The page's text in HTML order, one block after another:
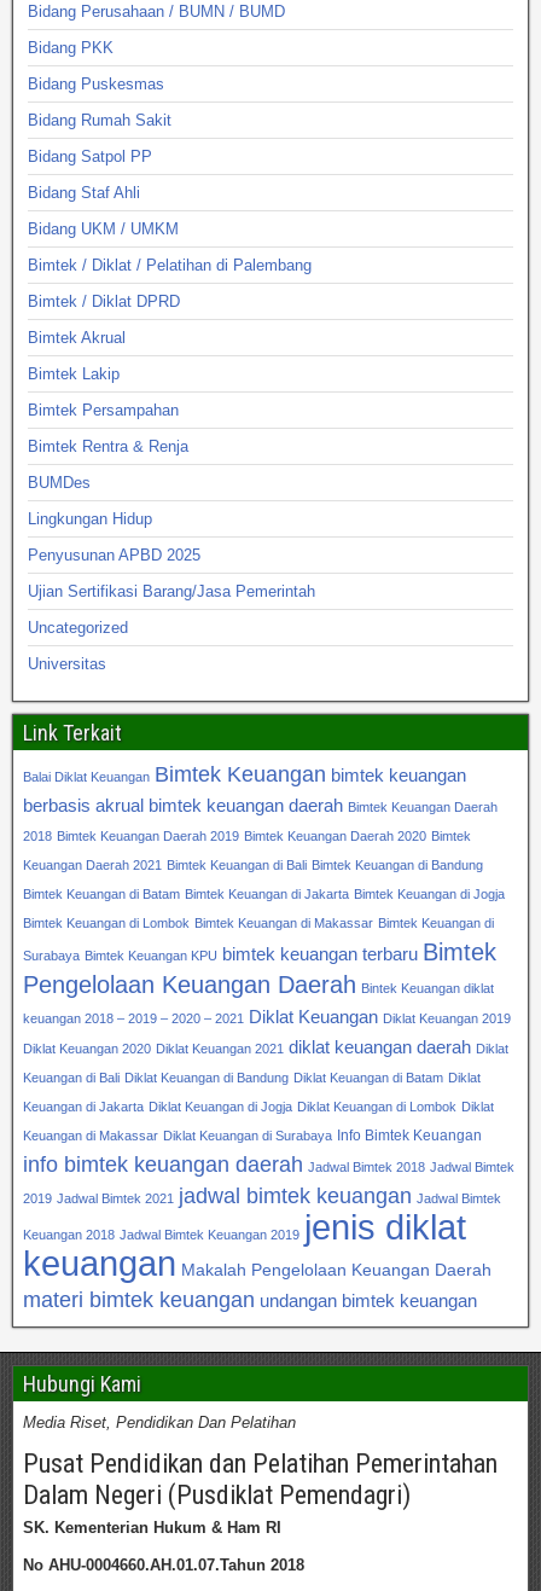
Bidang Perusahaan / BUMN / BUMD
Bidang PKK
Bidang Puskesmas
Bidang Rumah Sakit
Bidang Satpol PP
Bidang Staf Ahli
Bidang UKM / UMKM
Bimtek / Diklat / Pelatihan di Palembang
Bimtek / Diklat DPRD
Bimtek Akrual
Bimtek Lakip
Bimtek Persampahan
Bimtek Rentra & Renja
BUMDes
Lingkungan Hidup
Penyusunan APBD 2025
Ujian Sertifikasi Barang/Jasa Pemerintah
Uncategorized
Universitas
Link Terkait
Balai Diklat Keuangan Bimtek Keuangan bimtek keuangan
berbasis akrual bimtek keuangan daerah Bimtek Keuangan Daerah
2018 Bimtek Keuangan Daerah 2019 Bimtek Keuangan Daerah 2020 Bimtek
Keuangan Daerah 2021 Bimtek Keuangan di Bali Bimtek Keuangan di Bandung
Bimtek Keuangan di Batam Bimtek Keuangan di Jakarta Bimtek Keuangan di Jogja
Bimtek Keuangan di Lombok Bimtek Keuangan di Makassar Bimtek Keuangan di
Surabaya Bimtek Keuangan KPU bimtek keuangan terbaru Bimtek
Pengelolaan Keuangan Daerah Bintek Keuangan diklat
keuangan 2018 – 2019 – 2020 – 2021 Diklat Keuangan Diklat Keuangan 2019
Diklat Keuangan 2020 Diklat Keuangan 2021 diklat keuangan daerah Diklat
Keuangan di Bali Diklat Keuangan di Bandung Diklat Keuangan di Batam Diklat
Keuangan di Jakarta Diklat Keuangan di Jogja Diklat Keuangan di Lombok Diklat
Keuangan di Makassar Diklat Keuangan di Surabaya Info Bimtek Keuangan
info bimtek keuangan daerah Jadwal Bimtek 2018 Jadwal Bimtek
2019 Jadwal Bimtek 2021 jadwal bimtek keuangan Jadwal Bimtek
Keuangan 2018 Jadwal Bimtek Keuangan 2019 jenis diklat
keuangan Makalah Pengelolaan Keuangan Daerah
materi bimtek keuangan undangan bimtek keuangan
Hubungi Kami
Media Riset, Pendidikan Dan Pelatihan
Pusat Pendidikan dan Pelatihan Pemerintahan
Dalam Negeri (Pusdiklat Pemendagri)
SK. Kementerian Hukum & Ham RI
No AHU-0004660.AH.01.07.Tahun 2018